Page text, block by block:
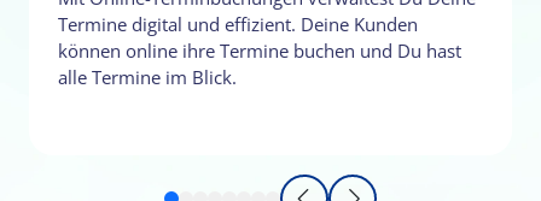
Termine digital und effizient. Deine Kunden
können online ihre Termine buchen und Du hast
alle Termine im Blick.